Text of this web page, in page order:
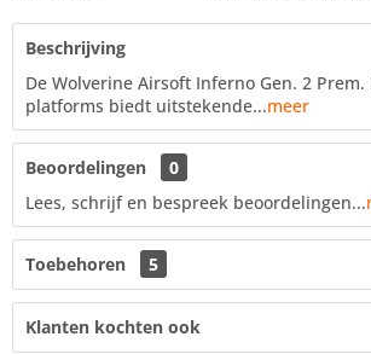
Beschrijving
De Wolverine Airsoft Inferno Gen. 2
platforms biedt uitstekende...meer
Beoordelingen
0
Lees, schrijf en bespreek beoordelingen...
Toebehoren 5
Klanten kochten ook